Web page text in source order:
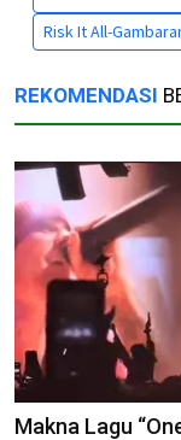
Risk It All-
REKOMENDASI
Makna Lagu